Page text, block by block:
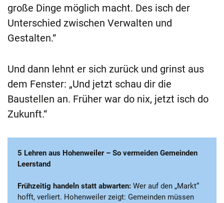
große Dinge möglich macht. Des isch der
Unterschied zwischen Verwalten und
Gestalten.“
Und dann lehnt er sich zurück und grinst aus
dem Fenster: „Und jetzt schau dir die
Baustellen an. Früher war do nix, jetzt isch do
Zukunft.“
5 Lehren aus Hohenweiler – So vermeiden Gemeinden
Leerstand
Frühzeitig handeln statt abwarten: Wer auf den „Markt“
hofft, verliert. Hohenweiler zeigt: Gemeinden müssen